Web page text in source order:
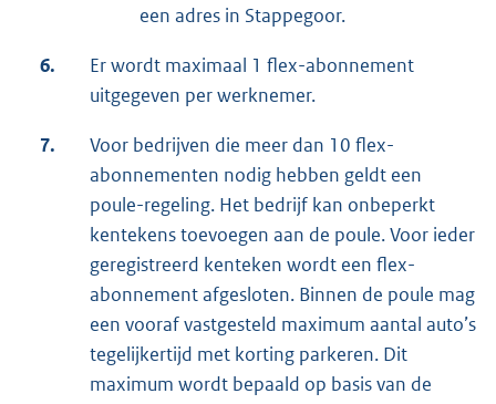
een adres in Stappegoor.
6.
Er wordt maximaal 1 flex-abonnement
uitgegeven per werknemer.
7.
Voor bedrijven die meer dan 10 flex-
abonnementen nodig hebben geldt een
poule-regeling. Het bedrijf kan onbeperkt
kentekens toevoegen aan de poule. Voor ieder
geregistreerd kenteken wordt een flex-
abonnement afgesloten. Binnen de poule mag
een vooraf vastgesteld maximum aantal auto’s
tegelijkertijd met korting parkeren. Dit
maximum wordt bepaald op basis van de